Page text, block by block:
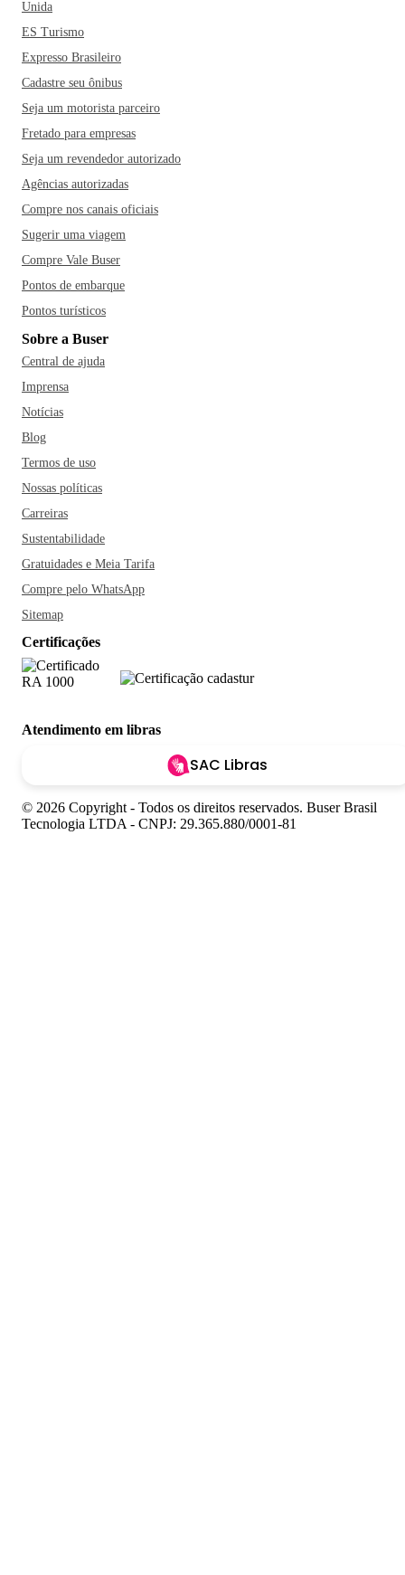
Unida
ES Turismo
Expresso Brasileiro
Cadastre seu ônibus
Seja um motorista parceiro
Fretado para empresas
Seja um revendedor autorizado
Agências autorizadas
Compre nos canais oficiais
Sugerir uma viagem
Compre Vale Buser
Pontos de embarque
Pontos turísticos
Sobre a Buser
Central de ajuda
Imprensa
Notícias
Blog
Termos de uso
Nossas políticas
Carreiras
Sustentabilidade
Gratuidades e Meia Tarifa
Compre pelo WhatsApp
Sitemap
Certificações
Atendimento em libras
SAC Libras
© 2026 Copyright - Todos os direitos reservados. Buser Brasil
Tecnologia LTDA - CNPJ: 29.365.880/0001-81